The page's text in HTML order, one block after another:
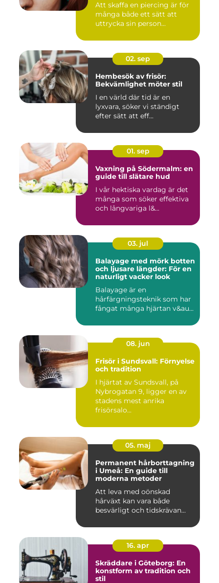
Att skaffa en piercing är för
många både ett sätt att
uttrycka sin person...
02. sep
Hembesök av frisör:
Bekvämlighet möter stil
I en värld där tid är en
lyxvara, söker vi ständigt
efter sätt att eff...
01. sep
Vaxning på Södermalm: en
guide till slätare hud
I vår hektiska vardag är det
många som söker effektiva
och långvariga l&...
03. jul
Balayage med mörk botten
och ljusare längder: För en
naturligt vacker look
Balayage är en
hårfärgningsteknik som har
fångat många hjärtan v&au...
08. jun
Frisör i Sundsvall: Förnyelse
och tradition
I hjärtat av Sundsvall, på
Nybrogatan 9, ligger en av
stadens mest anrika
frisörsalo...
05. maj
Permanent hårborttagning
i Umeå: En guide till
moderna metoder
Att leva med oönskad
hårväxt kan vara både
besvärligt och tidskrävan...
16. apr
Skräddare i Göteborg: En
konstform av tradition och
stil